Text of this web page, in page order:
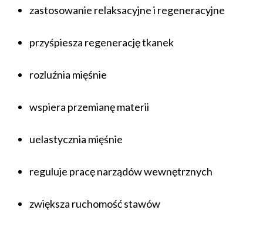
zastosowanie relaksacyjne i regeneracyjne
przyśpiesza regenerację tkanek
rozluźnia mięśnie
wspiera przemianę materii
uelastycznia mięśnie
reguluje pracę narządów wewnętrznych
zwiększa ruchomość stawów